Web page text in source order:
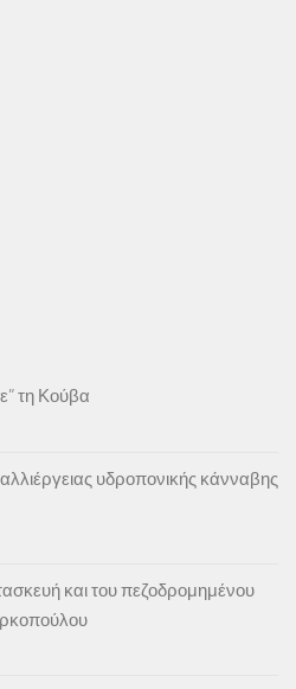
τη Κούβα
υδροπονικής κάνναβης
και του πεζοδρομημένου